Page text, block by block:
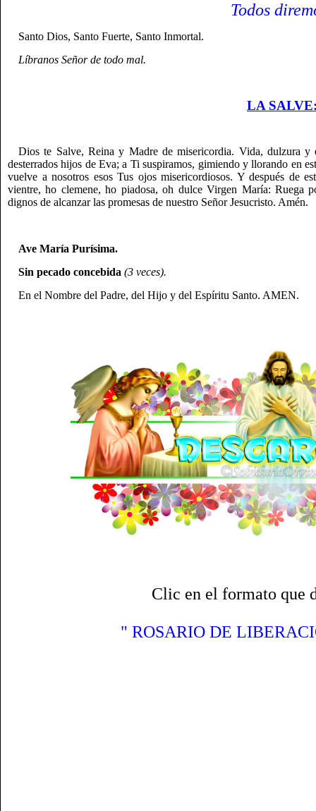
Todos
Santo Dios, Santo Fuerte, Santo Inmortal.
Líbranos Señor de todo mal.
LA
Dios te Salve, Reina y Madre de misericordia. Vida, dulzura y
desterrados hijos de Eva; a Ti suspiramos, gimiendo y llorando en
vuelve a nosotros esos Tus ojos misericordiosos. Y después de
vientre, ho clemene, ho piadosa, oh dulce Virgen María: Ruega
dignos de alcanzar las promesas de nuestro Señor Jesucristo. Amén.
Ave María Purísima.
Sin pecado concebida (3 veces).
En el Nombre del Padre, del Hijo y del Espíritu Santo. AMEN.
Clic en el formato que
" ROSARIO DE